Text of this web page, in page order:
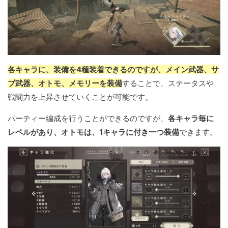
各キャラに、装備を4種装着できるのですが、メイン武器、サ
ブ武器、オトモ、メモリーを装備することで、ステータスや
戦闘力を上昇させていくことが可能です。
パーティー編成を行うことができるのですが、 各キャラ毎に
レベルがあり、オトモは、1キャラに付き一つ装備できます。